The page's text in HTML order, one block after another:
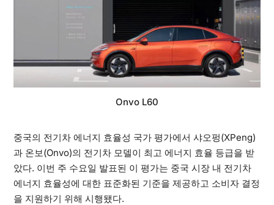
Onvo L60
중국의 전기차 에너지 효율성 국가 평가에서 샤오펑(XPeng)
과 온보(Onvo)의 전기차 모델이 최고 에너지 효율 등급을 받
았다. 이번 주 수요일 발표된 이 평가는 중국 시장 내 전기차
에너지 효율성에 대한 표준화된 기준을 제공하고 소비자 결정
을 지원하기 위해 시행됐다.